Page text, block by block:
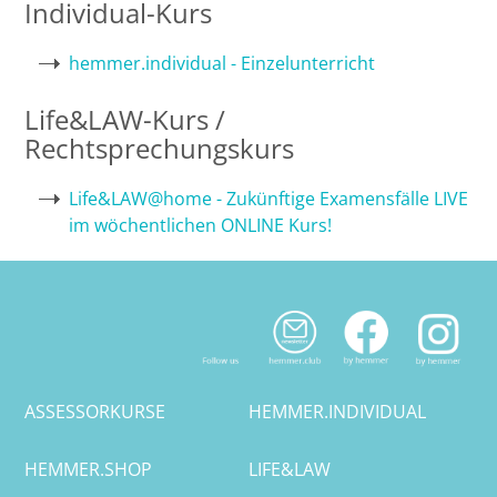
Individual-Kurs
hemmer.individual - Einzelunterricht
Life&LAW-Kurs /
Rechtsprechungskurs
Life&LAW@home - Zukünftige Examensfälle LIVE
im wöchentlichen ONLINE Kurs!
ASSESSORKURSE HEMMER.INDIVIDUAL
HEMMER.SHOP LIFE&LAW
Erlangen
Frankfurt/Main
Frankfurt/O.